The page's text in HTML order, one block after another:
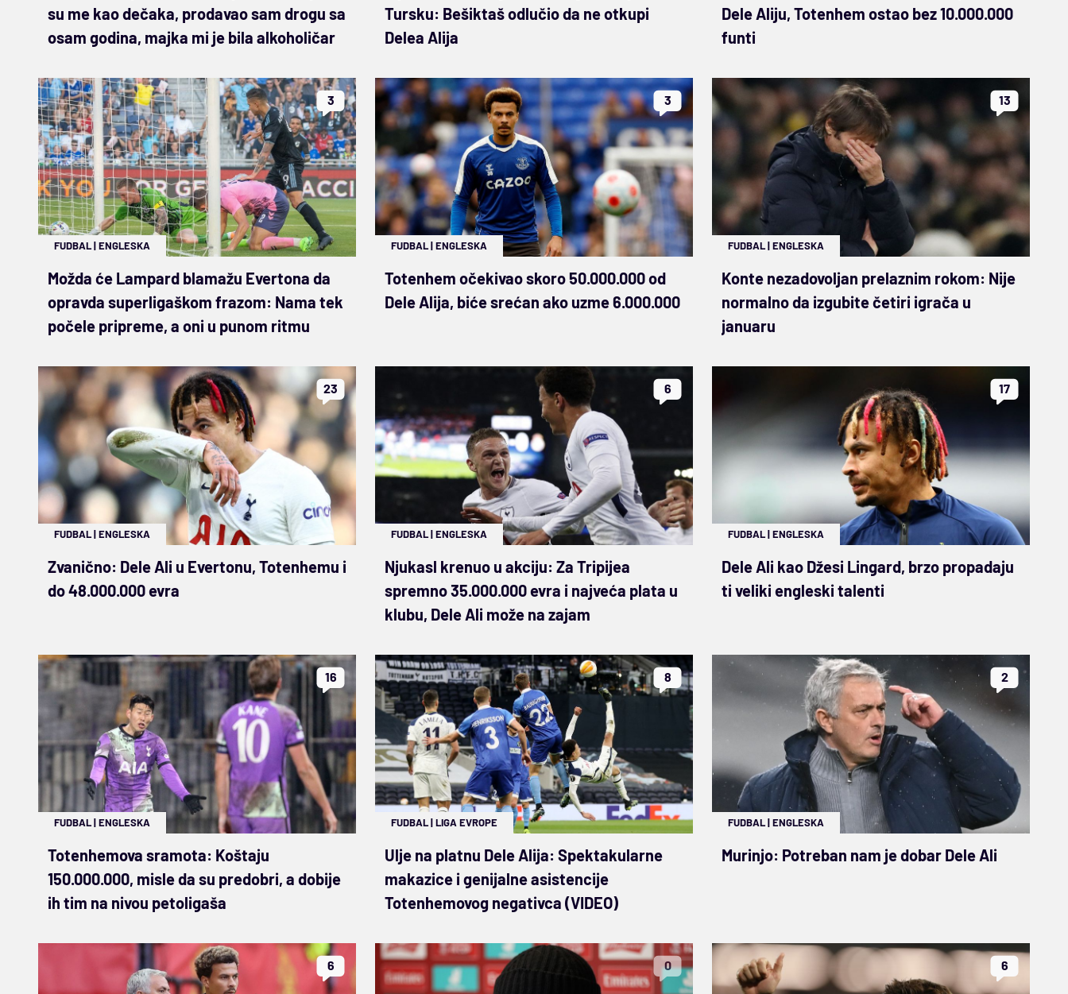
su me kao dečaka, prodavao sam drogu sa
osam godina, majka mi je bila alkoholičar
Tursku: Bešiktaš odlučio da ne otkupi
Delea Alija
Dele Aliju, Totenhem ostao bez 10.000.000
funti
3
FUDBAL|ENGLESKA
Možda će Lampard blamažu Evertona da
opravda superligaškom frazom: Nama tek
počele pripreme, a oni u punom ritmu
3
FUDBAL|ENGLESKA
Totenhem očekivao skoro 50.000.000 od
Dele Alija, biće srećan ako uzme 6.000.000
13
FUDBAL|ENGLESKA
Konte nezadovoljan prelaznim rokom: Nije
normalno da izgubite četiri igrača u
januaru
23
FUDBAL|ENGLESKA
Zvanično: Dele Ali u Evertonu, Totenhemu i
do 48.000.000 evra
6
FUDBAL|ENGLESKA
Njukasl krenuo u akciju: Za Tripijea
spremno 35.000.000 evra i najveća plata u
klubu, Dele Ali može na zajam
17
FUDBAL|ENGLESKA
Dele Ali kao Džesi Lingard, brzo propadaju
ti veliki engleski talenti
16
FUDBAL|ENGLESKA
Totenhemova sramota: Koštaju
150.000.000, misle da su predobri, a dobije
ih tim na nivou petoligaša
8
FUDBAL|LIGA EVROPE
Ulje na platnu Dele Alija: Spektakularne
makazice i genijalne asistencije
Totenhemovog negativca (VIDEO)
2
FUDBAL|ENGLESKA
Murinjo: Potreban nam je dobar Dele Ali
6 0 6